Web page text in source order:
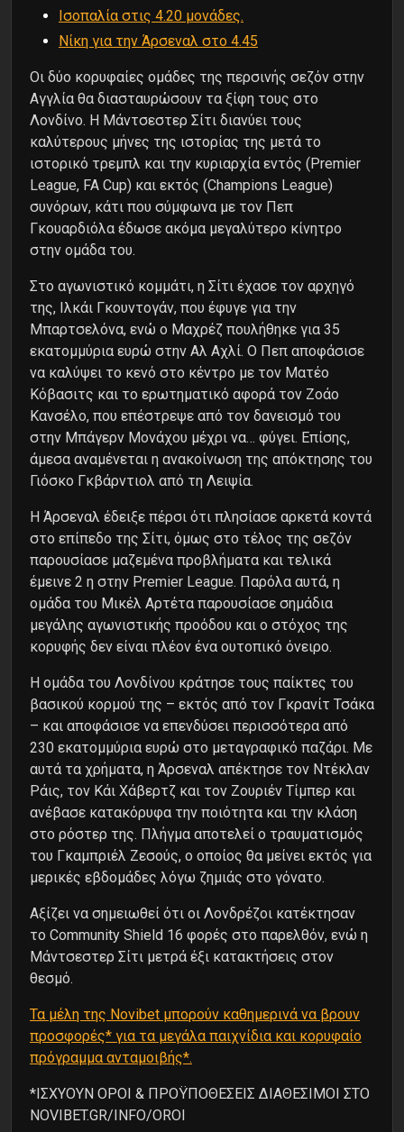
Ισοπαλία στις 4.20 μονάδες.
Νίκη για την Άρσεναλ στο 4.45
Οι δύο κορυφαίες ομάδες της περσινής σεζόν στην
Αγγλία θα διασταυρώσουν τα ξίφη τους στο
Λονδίνο. Η Μάντσεστερ Σίτι διανύει τους
καλύτερους μήνες της ιστορίας της μετά το
ιστορικό τρεμπλ και την κυριαρχία εντός (Premier
League, FA Cup) και εκτός (Champions League)
συνόρων, κάτι που σύμφωνα με τον Πεπ
Γκουαρδιόλα έδωσε ακόμα μεγαλύτερο κίνητρο
στην ομάδα του.
Στο αγωνιστικό κομμάτι, η Σίτι έχασε τον αρχηγό
της, Ιλκάι Γκουντογάν, που έφυγε για την
Μπαρτσελόνα, ενώ ο Μαχρέζ πουλήθηκε για 35
εκατομμύρια ευρώ στην Αλ Αχλί. Ο Πεπ αποφάσισε
να καλύψει το κενό στο κέντρο με τον Ματέο
Κόβασιτς και το ερωτηματικό αφορά τον Ζοάο
Κανσέλο, που επέστρεψε από τον δανεισμό του
στην Μπάγερν Μονάχου μέχρι να… φύγει. Επίσης,
άμεσα αναμένεται η ανακοίνωση της απόκτησης του
Γιόσκο Γκβάρντιολ από τη Λειψία.
Η Άρσεναλ έδειξε πέρσι ότι πλησίασε αρκετά κοντά
στο επίπεδο της Σίτι, όμως στο τέλος της σεζόν
παρουσίασε μαζεμένα προβλήματα και τελικά
έμεινε 2 η στην Premier League. Παρόλα αυτά, η
ομάδα του Μικέλ Αρτέτα παρουσίασε σημάδια
μεγάλης αγωνιστικής προόδου και ο στόχος της
κορυφής δεν είναι πλέον ένα ουτοπικό όνειρο.
Η ομάδα του Λονδίνου κράτησε τους παίκτες του
βασικού κορμού της – εκτός από τον Γκρανίτ Τσάκα
– και αποφάσισε να επενδύσει περισσότερα από
230 εκατομμύρια ευρώ στο μεταγραφικό παζάρι. Με
αυτά τα χρήματα, η Άρσεναλ απέκτησε τον Ντέκλαν
Ράις, τον Κάι Χάβερτζ και τον Ζουριέν Τίμπερ και
ανέβασε κατακόρυφα την ποιότητα και την κλάση
στο ρόστερ της. Πλήγμα αποτελεί ο τραυματισμός
του Γκαμπριέλ Ζεσούς, ο οποίος θα μείνει εκτός για
μερικές εβδομάδες λόγω ζημιάς στο γόνατο.
Αξίζει να σημειωθεί ότι οι Λονδρέζοι κατέκτησαν
το Community Shield 16 φορές στο παρελθόν, ενώ η
Μάντσεστερ Σίτι μετρά έξι κατακτήσεις στον
θεσμό.
Τα μέλη της Novibet μπορούν καθημερινά να βρουν
προσφορές* για τα μεγάλα παιχνίδια και κορυφαίο
πρόγραμμα ανταμοιβής*.
*ΙΣΧΥΟΥΝ ΟΡΟΙ & ΠΡΟΫΠΟΘΕΣΕΙΣ ΔΙΑΘΕΣΙΜΟΙ ΣΤΟ
NOVIBET.GR/INFO/OROI